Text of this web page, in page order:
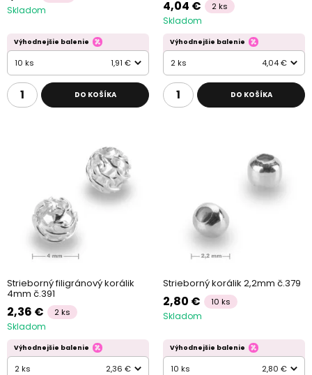
Skladom
Výhodnejšie balenie
10 ks 1,91 €
DO KOŠÍKA
4,04 € 2 ks
Skladom
Výhodnejšie balenie
2 ks 4,04 €
DO KOŠÍKA
Strieborný filigránový korálik
4mm č.391
2,36 € 2 ks
Skladom
Výhodnejšie balenie
2 ks 2,36 €
Strieborný korálik 2,2mm č.379
2,80 € 10 ks
Skladom
Výhodnejšie balenie
10 ks 2,80 €